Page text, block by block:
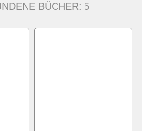
BÜCHER: 5